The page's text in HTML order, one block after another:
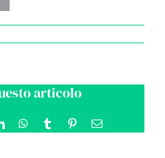
articolo
LinkedInWhatsApp
Tumblr PinterestEmail